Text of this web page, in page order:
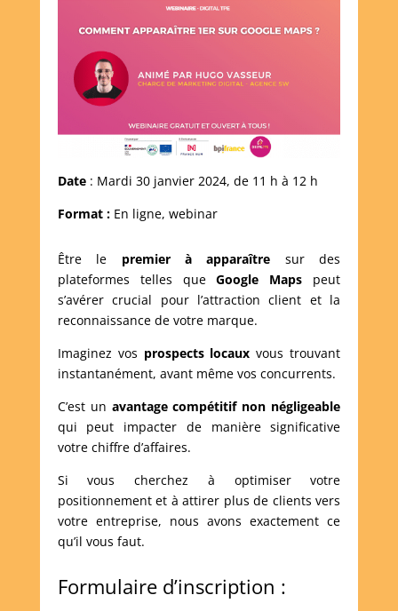
Date: Mardi 30 janvier 2024, de 11 h à 12 h
Format :En ligne, webinar
Être le premier à apparaître sur des
plateformes telles queGoogle Maps peut
s’avérer crucial pour l’attraction client et la
reconnaissance de votre marque.
Imaginez vos prospects locaux vous trouvant
instantanément, avant même vos concurrents.
C’est un avantage compétitif non négligeable
qui peut impacter de manière significative
votre chiffre d’affaires.
Si vous cherchez à optimiser votre
positionnement et à attirer plus de clients vers
votre entreprise, nous avons exactement ce
qu’il vous faut.
Formulaire d’inscription :